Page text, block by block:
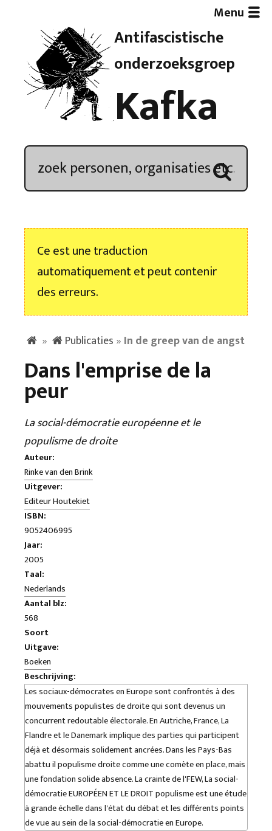
Antifascistische
onderzoeksgroep
Kafka
Menu
Artikelen
Demonstratieoverzicht
Kroniek
Nieuwsbrief
Ce est une traduction
automatiquement et peut contenir
des erreurs.
» Publicaties » In de greep van de angst
Dans l'emprise de la
peur
La social-démocratie européenne et le
populisme de droite
Auteur:
Rinke van den Brink
Uitgever:
Editeur Houtekiet
ISBN:
9052406995
Jaar:
2005
Taal:
Nederlands
Aantal blz:
568
Soort
Uitgave:
Boeken
Beschrijving:
Les sociaux-démocrates en Europe sont confrontés à des
mouvements populistes de droite qui sont devenus un
concurrent redoutable électorale. En Autriche, France, La
Flandre et le Danemark implique des parties qui participent
déjà et désormais solidement ancrées. Dans les Pays-Bas
abattu il populisme droite comme une comète en place, mais
une fondation solide absence. La crainte de l'FEW, La social-
démocratie EUROPÉEN ET LE DROIT populisme est une étude
à grande échelle dans l'état du débat et les différents points
de vue au sein de la social-démocratie en Europe.